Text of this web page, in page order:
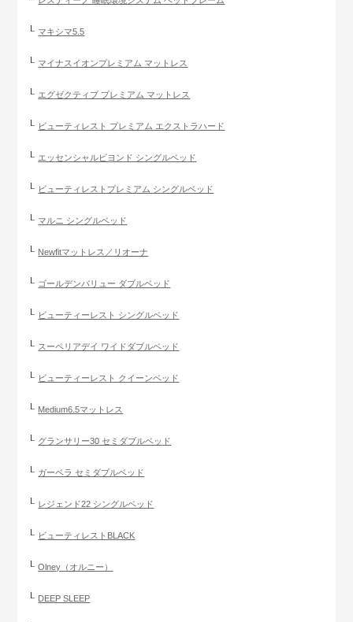
マキシマ5.5
マイナスイオンプレミアム マットレス
エグゼクティブ プレミアム マットレス
ビューティレスト プレミアム エクストラハード
エッセンシャルビヨンド シングルベッド
ビューティレストプレミアム シングルベッド
マルニ シングルベッド
Newfitマットレス／リオーナ
ゴールデンバリュー ダブルベッド
ビューティーレスト シングルベッド
スーペリアデイ ワイドダブルベッド
ビューティーレスト クイーンベッド
Medium6.5マットレス
グランサリー30 セミダブルベッド
ガーベラ セミダブルベッド
レジェンド22 シングルベッド
ビューティレストBLACK
Olney（オルニー）
DEEP SLEEP